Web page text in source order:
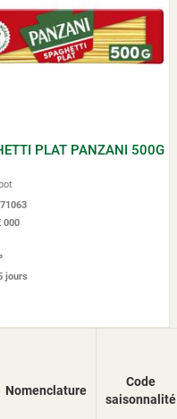
PLAT PANZANI 500G
000
jours
Nomenclature
Code
saisonnalité